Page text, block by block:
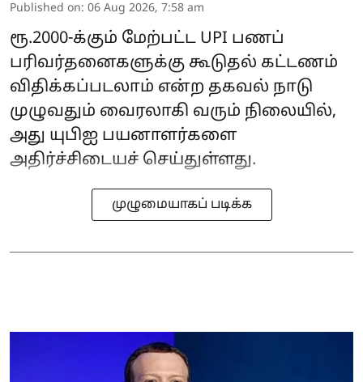
Published on: 06 Aug 2026, 7:58 am
ரூ.2000-க்கும் மேற்பட்ட UPI பணப்
பரிவர்தனைகளுக்கு கூடுதல் கட்டணம்
விதிக்கப்படலாம் என்ற தகவல் நாடு
முழுவதும் வைரலாகி வரும் நிலையில்,
அது யுபிஐ பயனாளர்களை
அதிர்ச்சிடையச் செய்துள்ளது.
முழுமையாகப் படிக்க